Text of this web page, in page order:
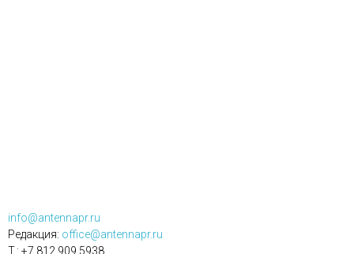
info@antennapr.ru
Редакция: office@antennapr.ru
T.: +7 812 909 5938